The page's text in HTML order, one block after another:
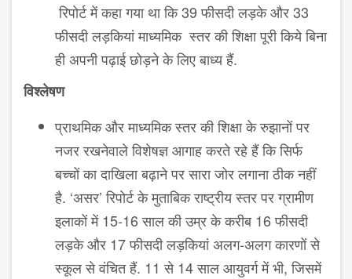
रिपोर्ट में कहा गया था कि 39 फीसदी लड़के और 33
फीसदी लड़कियां माध्यमिक स्तर की शिक्षा पूरी किये बिना
ही अपनी पढ़ाई छोड़ने के लिए बाध्य हैं.
विश्लेषण
प्राथमिक और माध्यमिक स्तर की शिक्षा के रुझानों पर
नजर रखनेवाले विशेषज्ञ आगाह करते रहे हैं कि सिर्फ
बच्चों का दाखिला बढ़ाने पर सारा जोर लगाना ठीक नहीं
है. ‘असर’ रिपोर्ट के मुताबिक राष्ट्रीय स्तर पर ग्रामीण
इलाकों में 15-16 साल की उम्र के करीब 16 फीसदी
लड़के और 17 फीसदी लड़कियां अलग-अलग कारणों से
स्कूल से वंचित हैं. 11 से 14 साल आयुवर्ग में भी, जिसमें